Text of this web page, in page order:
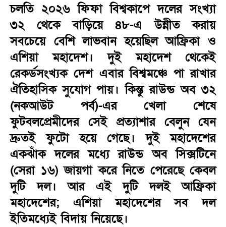
চলতি ২০২৬ ফিফা বিশ্বকাপে দলের সংখ্যা
৩২ থেকে বাড়িয়ে ৪৮-এ উন্নীত করায়
সবচেয়ে বেশি লাভবান হয়েছিল আফ্রিকা ও
এশিয়া মহাদেশ। দুই মহাদেশ থেকেই
রেকর্ডসংখ্যক দেশ এবার বিশ্বমঞ্চে পা রাখার
ঐতিহাসিক সুযোগ পায়। কিন্তু রাউন্ড অব ৩২
(নকআউট পর্ব)-এর খেলা শেষে
ফুটবলপ্রেমীদের সেই প্রত্যাশার বেলুন যেন
দ্রুতই ফুটো হয়ে গেছে। দুই মহাদেশের
একঝাঁক দলের মধ্যে রাউন্ড অব সিক্সটিনে
(সেরা ১৬) জায়গা করে নিতে পেরেছে কেবল
দুটি দল। আর এই দুটি দলই আফ্রিকা
মহাদেশের; এশিয়া মহাদেশের সব দল
ইতিমধ্যেই বিদায় নিয়েছে।